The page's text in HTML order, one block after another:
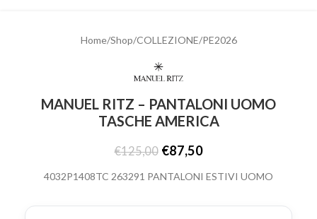
Home/Shop/COLLEZIONE/PE2026
MANUEL RITZ – PANTALONI UOMO
TASCHE AMERICA
€125,00 €87,50
4032P1408TC 263291 PANTALONI ESTIVI UOMO